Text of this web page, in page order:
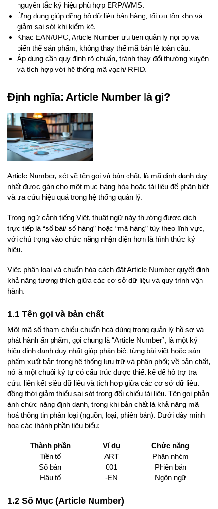
nguyên tắc ký hiệu phù hợp ERP/WMS.
Ứng dụng giúp đồng bộ dữ liệu bán hàng, tối ưu tồn kho và
giảm sai sót khi kiểm kê.
Khác EAN/UPC, Article Number ưu tiên quản lý nội bộ và
biến thể sản phẩm, không thay thế mã bán lẻ toàn cầu.
Áp dụng cần quy định rõ chuẩn, tránh thay đổi thường xuyên
và tích hợp với hệ thống mã vạch/ RFID.
Định nghĩa: Article Number là gì?
Article Number, xét về tên gọi và bản chất, là mã định danh duy
nhất được gán cho một mục hàng hóa hoặc tài liệu để phân biệt
và tra cứu hiệu quả trong hệ thống quản lý.
Trong ngữ cảnh tiếng Việt, thuật ngữ này thường được dịch
trực tiếp là “số bài/ số hàng” hoặc “mã hàng” tùy theo lĩnh vực,
với chú trọng vào chức năng nhận diện hơn là hình thức ký
hiệu.
Việc phân loại và chuẩn hóa cách đặt Article Number quyết định
khả năng tương thích giữa các cơ sở dữ liệu và quy trình vận
hành.
1.1 Tên gọi và bản chất
Một mã số tham chiếu chuẩn hoá dùng trong quản lý hồ sơ và
phát hành ấn phẩm, gọi chung là “Article Number”, là một ký
hiệu định danh duy nhất giúp phân biệt từng bài viết hoặc sản
phẩm xuất bản trong hệ thống lưu trữ và phân phối; về bản chất,
nó là một chuỗi ký tự có cấu trúc được thiết kế để hỗ trợ tra
cứu, liên kết siêu dữ liệu và tích hợp giữa các cơ sở dữ liệu,
đồng thời giảm thiểu sai sót trong đối chiếu tài liệu. Tên gọi phản
ánh chức năng định danh, trong khi bản chất là khả năng mã
hoá thông tin phân loại (nguồn, loại, phiên bản). Dưới đây minh
hoạ các thành phần tiêu biểu:
Thành phần Ví dụ
Chức năng
Tiền tố
ART
Phân nhóm
Số bản
001
Phiên bản
Hậu tố
-EN Ngôn ngữ
1.2 Số Mục (Article Number)